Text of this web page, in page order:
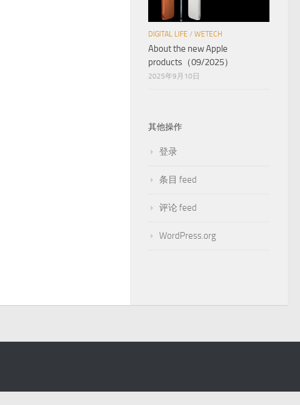
DIGITAL LIFE / WETECH
About the new Apple
products（09/2025）
2025年9月10日
其他操作
登录
条目 feed
评论 feed
WordPress.org